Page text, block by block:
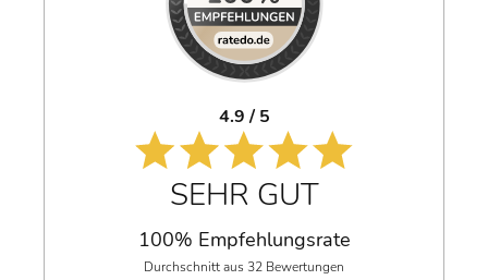
4.9 / 5
SEHR GUT
100% Empfehlungsrate
Durchschnitt aus 32 Bewertungen